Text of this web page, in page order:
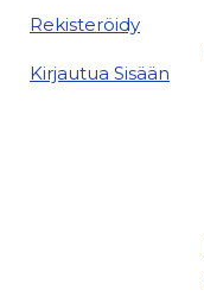
Rekisteröidy
Kirjautua Sisään